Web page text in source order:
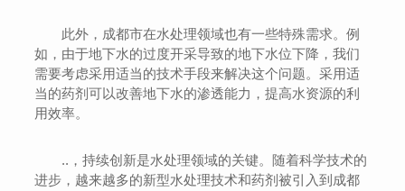
此外，成都市在水处理领域也有一些特殊需求。例
如，由于地下水的过度开采导致的地下水位下降，我们
需要考虑采用适当的技术手段来解决这个问题。采用适
当的药剂可以改善地下水的渗透能力，提高水资源的利
用效率。
..，持续创新是水处理领域的关键。随着科学技术的
进步，越来越多的新型水处理技术和药剂被引入到成都